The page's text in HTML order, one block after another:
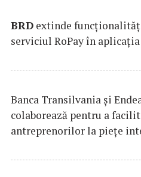
BRD extinde
serviciul RoPay în
Banca Transilvania şi
colaborează pentru a
antreprenorilor la pieţe